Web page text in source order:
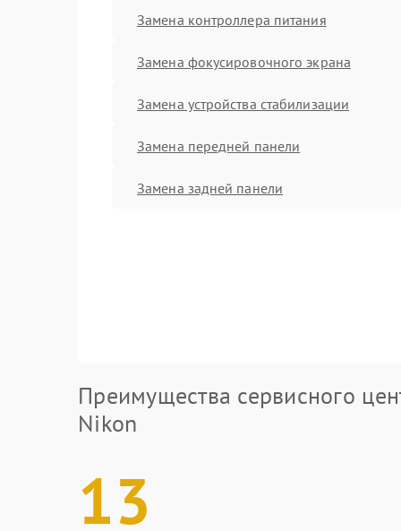
Замена контроллера питания
Замена фокусировочного экрана
Замена устройства стабилизации
Замена передней панели
Замена задней панели
Преимущества сервисного
Nikon
13